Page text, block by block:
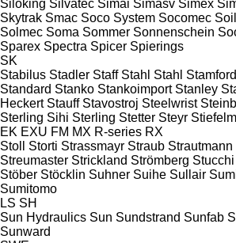
Siloking Silvatec Simai Simasv Simex
Skytrak Smac Soco System Socomec
Solmec Soma Sommer Sonnenschein
Sparex Spectra Spicer Spierings
SK
Stabilus Stadler Staff Stahl Stahl Stamford
Standard Stanko Stankoimport Stanley
Heckert Stauff Stavostroj Steelwrist
Sterling Sihi Sterling Stetter Steyr
EK EXU FM MX R-series RX
Stoll
Storti Strassmayr Straub Strautmann
Streumaster Strickland Strömberg Stucchi
Stöber Stöcklin Suhner Suihe Sullair
Sumitomo
LS SH
Sun Hydraulics Sun Sundstrand Sunfab
Sunward